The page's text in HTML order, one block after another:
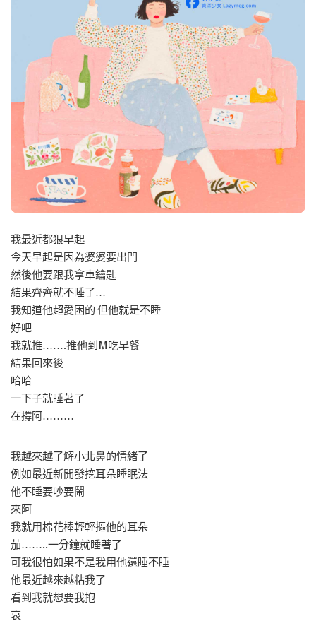
我最近都狠早起
今天早起是因為婆婆要出門
然後他要跟我拿車鑰匙
結果齊齊就不睡了…
我知道他超愛困的 但他就是不睡
好吧
我就推…….推他到M吃早餐
結果回來後
哈哈
一下子就睡著了
在撐阿………
我越來越了解小北鼻的情緒了
例如最近新開發挖耳朵睡眠法
他不睡要吵要鬧
來阿
我就用棉花棒輕輕摳他的耳朵
茄……..一分鐘就睡著了
可我很怕如果不是我用他還睡不睡
他最近越來越粘我了
看到我就想要我抱
哀